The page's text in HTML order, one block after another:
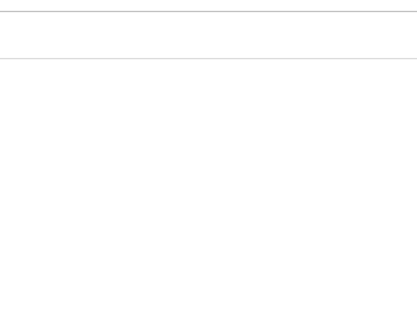
Euro vom Bund für